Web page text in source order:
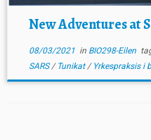
New Adventures at
08/03/2021in BIO298-Eilen
SARS/ Tunikat/ Yrkespraksis i